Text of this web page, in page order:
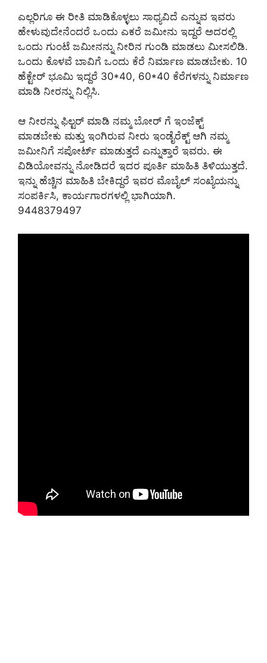
ಎಲ್ಲರಿಗೂ ಈ ರೀತಿ ಮಾಡಿಕೊಳ್ಳಲು ಸಾಧ್ಯವಿದೆ ಎನ್ನುವ ಇವರು
ಹೇಳುವುದೇನೆಂದರೆ ಒಂದು ಎಕರೆ ಜಮೀನು ಇದ್ದರೆ ಅದರಲ್ಲಿ
ಒಂದು ಗುಂಟೆ ಜಮೀನನ್ನು ನೀರಿನ ಗುಂಡಿ ಮಾಡಲು ಮೀಸಲಿಡಿ.
ಒಂದು ಕೊಳವೆ ಬಾವಿಗೆ ಒಂದು ಕೆರೆ ನಿರ್ಮಾಣ ಮಾಡಬೇಕು. 10
ಹೆಕ್ಟೇರ್ ಭೂಮಿ ಇದ್ದರೆ 30*40, 60*40 ಕೆರೆಗಳನ್ನು ನಿರ್ಮಾಣ
ಮಾಡಿ ನೀರನ್ನು ನಿಲ್ಲಿಸಿ.
ಆ ನೀರನ್ನು ಫಿಲ್ಟರ್ ಮಾಡಿ ನಮ್ಮ ಬೋರ್ ಗೆ ಇಂಜೆಕ್ಟ್
ಮಾಡಬೇಕು ಮತ್ತು ಇಂಗಿರುವ ನೀರು ಇಂಡೈರೆಕ್ಟ್ ಆಗಿ ನಮ್ಮ
ಜಮೀನಿಗೆ ಸಪೋರ್ಟ್ ಮಾಡುತ್ತದೆ ಎನ್ನುತ್ತಾರೆ ಇವರು. ಈ
ವಿಡಿಯೋವನ್ನು ನೋಡಿದರೆ ಇದರ ಪೂರ್ತಿ ಮಾಹಿತಿ ತಿಳಿಯುತ್ತದೆ.
ಇನ್ನು ಹೆಚ್ಚಿನ ಮಾಹಿತಿ ಬೇಕಿದ್ದರೆ ಇವರ ಮೊಬೈಲ್ ಸಂಖ್ಯೆಯನ್ನು
ಸಂಪರ್ಕಿಸಿ, ಕಾರ್ಯಗಾರಗಳಲ್ಲಿ ಭಾಗಿಯಾಗಿ.
9448379497